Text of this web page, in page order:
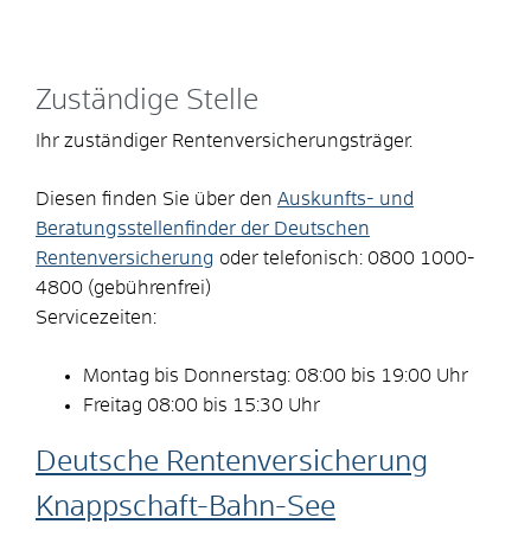
Zuständige Stelle
Ihr zuständiger Rentenversicherungsträger.
Diesen finden Sie über den Auskunfts- und
Beratungsstellenfinder der Deutschen
Rentenversicherung oder telefonisch: 0800 1000-
4800 (gebührenfrei)
Servicezeiten:
Montag bis Donnerstag: 08:00 bis 19:00 Uhr
Freitag 08:00 bis 15:30 Uhr
Deutsche Rentenversicherung
Knappschaft-Bahn-See